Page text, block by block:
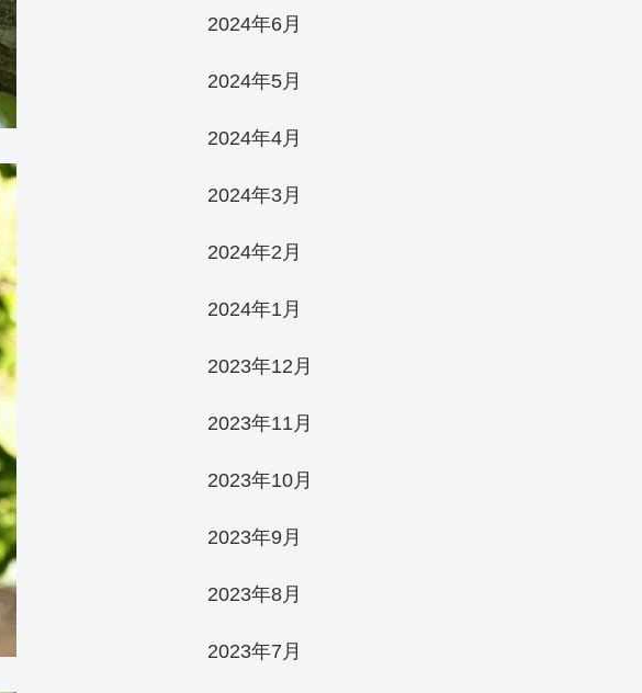
2024年6月
2024年5月
2024年4月
2024年3月
2024年2月
2024年1月
2023年12月
2023年11月
2023年10月
2023年9月
2023年8月
2023年7月